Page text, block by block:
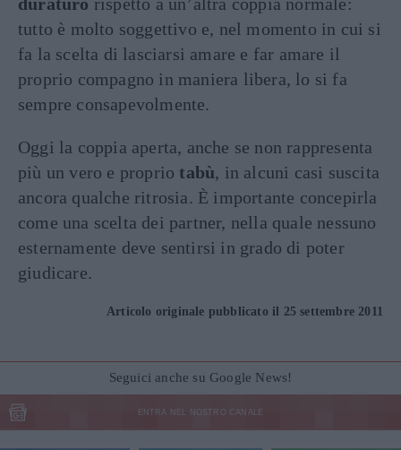
tutto è molto soggettivo e, nel momento in cui si
fa la scelta di lasciarsi amare e far amare il
proprio compagno in maniera libera, lo si fa
sempre consapevolmente.
Oggi la coppia aperta, anche se non rappresenta
più un vero e propriotabù, in alcuni casi suscita
ancora qualche ritrosia. È importante concepirla
come una scelta dei partner, nella quale nessuno
esternamente deve sentirsi in grado di poter
giudicare.
Articolo originale pubblicato il 25 settembre 2011
Seguici anche su Google News!
ENTRA NEL NOSTRO CANALE